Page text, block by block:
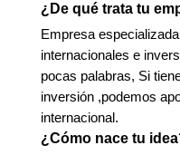
¿De qué trata tu
Empresa
internacionales e
pocas palabras, Si
inversión ,podemos
internacional.
¿Cómo nace tu